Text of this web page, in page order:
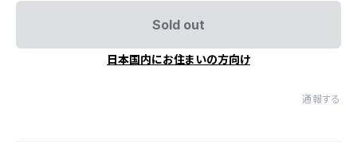
Sold out
日本国内にお住まいの方向け
通報する